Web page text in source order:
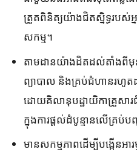
ត្រួតពិនិត្យយ៉ាងជិតស្និទ្ធរបស់
សកម្ម។
តាមដានយ៉ាងដិតដល់តាំងពីមុន
ព្យាបាល និងគ្រប់ជំហានរហូ
ដោយគិលានុបដ្ឋាយិកាគ្រួសារ
ក្នុងការផ្តល់ដំបូន្មានលើគ្រប់ប
មានសកម្មភាពដើម្បីបង្កើនអា